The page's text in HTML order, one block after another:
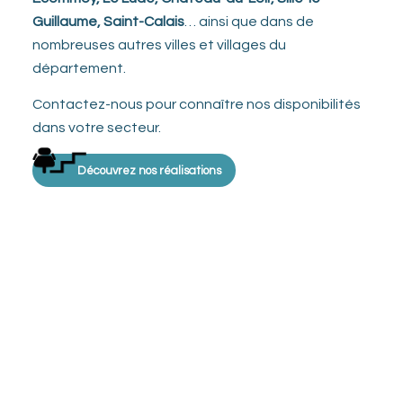
Guillaume, Saint-Calais… ainsi que dans de
nombreuses autres villes et villages du
département.
Contactez-nous pour connaître nos disponibilités
dans votre secteur.
Découvrez nos réalisations